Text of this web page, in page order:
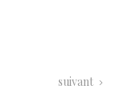
suivant